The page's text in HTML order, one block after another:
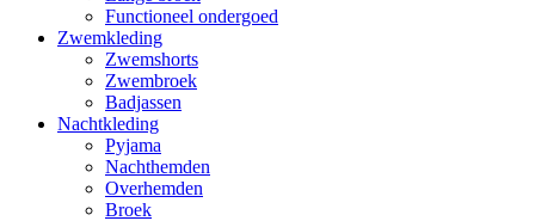
Functioneel ondergoed
Zwemkleding
Zwemshorts
Zwembroek
Badjassen
Nachtkleding
Pyjama
Nachthemden
Overhemden
Broek